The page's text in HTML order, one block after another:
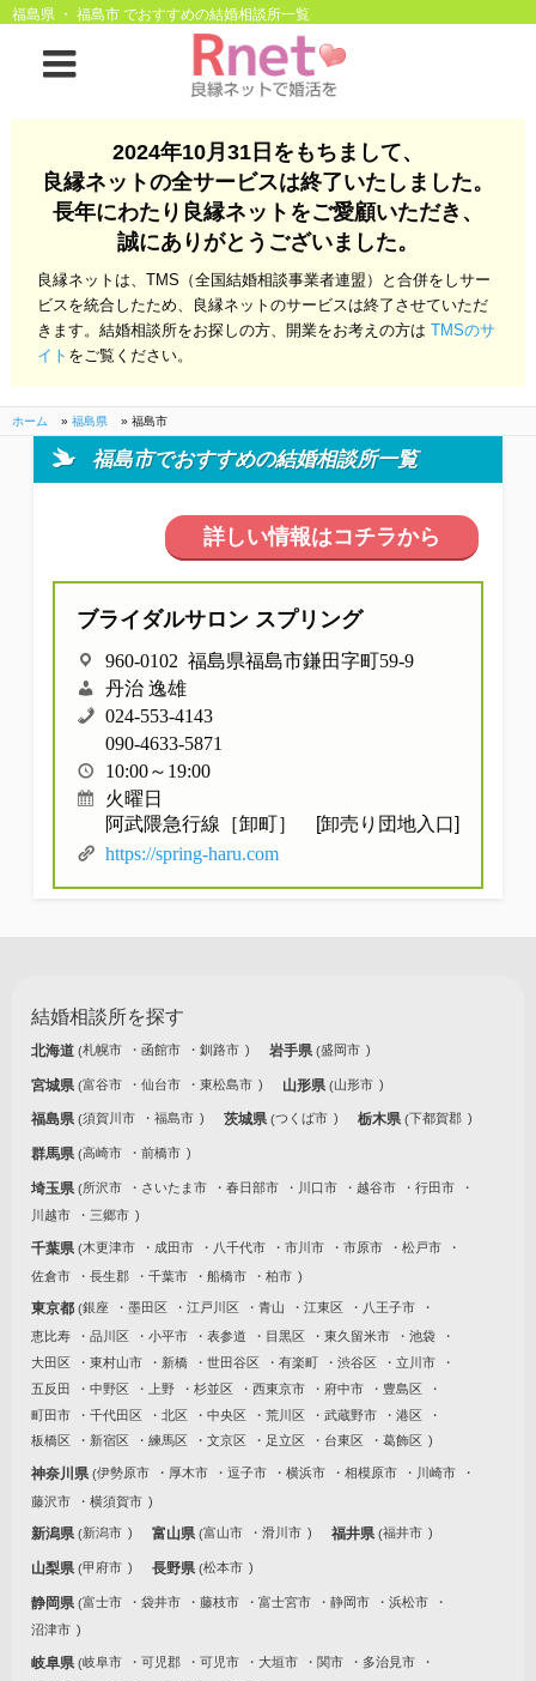
良縁ネットとは
お金のこと
会社概要
よくある質問
開業支援
お金のこと
一般のよくある質問
相談室からのよくある質問
福島県 ・ 福島市 でおすすめの結婚相談所一覧
2024年10月31日をもちまして、
良縁ネットの全サービスは終了いたしました。
長年にわたり良縁ネットをご愛顧いただき、
誠にありがとうございました。
良縁ネットは、TMS（全国結婚相談事業者連盟）と合併をしサー
ビスを統合したため、良縁ネットのサービスは終了させていただ
きます。結婚相談所をお探しの方、開業をお考えの方はTMSのサ
イト をご覧ください。
ホーム » 福島県 » 福島市
福島市でおすすめの結婚相談所一覧
詳しい情報はコチラから
ブライダルサロン スプリング
960-0102 福島県福島市鎌田字町59-9
丹治 逸雄
024-553-4143
090-4633-5871
10:00～19:00
火曜日
阿武隈急行線［卸町］ [卸売り団地入口]
https://spring-haru.com
結婚相談所を探す
北海道 札幌市 函館市 釧路市 岩手県 盛岡市
宮城県 富谷市 仙台市 東松島市 山形県 山形市
福島県 須賀川市 福島市 茨城県 つくば市 栃木県 下都賀郡
群馬県 高崎市 前橋市
埼玉県 所沢市 さいたま市 春日部市 川口市 越谷市
行田市
川越市
三郷市
千葉県 木更津市 成田市 八千代市 市川市 市原市
松戸市
佐倉市
長生郡 千葉市 船橋市 柏市
東京都 銀座 墨田区 江戸川区 青山 江東区
八王子市
恵比寿
品川区 小平市 表参道 目黒区 東久留米市
池袋
大田区
東村山市 新橋 世田谷区 有楽町 渋谷区
立川市
五反田
中野区 上野 杉並区 西東京市 府中市
豊島区
町田市
千代田区 北区 中央区 荒川区 武蔵野市
港区
板橋区
新宿区 練馬区 文京区 足立区 台東区 葛飾区
神奈川県 伊勢原市 厚木市 逗子市 横浜市 相模原市
川崎市
藤沢市
横須賀市
新潟県 新潟市 富山県 富山市 滑川市 福井県 福井市
山梨県 甲府市 長野県 松本市
静岡県 富士市 袋井市 藤枝市 富士宮市 静岡市
浜松市
沼津市
岐阜県 岐阜市 可児郡 可児市 大垣市 関市
多治見市